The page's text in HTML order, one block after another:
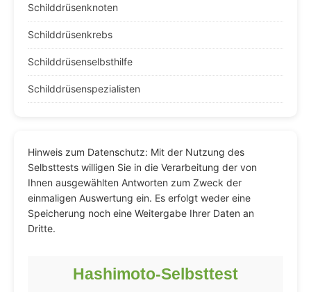
Schilddrüsenknoten
Schilddrüsenkrebs
Schilddrüsenselbsthilfe
Schilddrüsenspezialisten
Hinweis zum Datenschutz: Mit der Nutzung des
Selbsttests willigen Sie in die Verarbeitung der von
Ihnen ausgewählten Antworten zum Zweck der
einmaligen Auswertung ein. Es erfolgt weder eine
Speicherung noch eine Weitergabe Ihrer Daten an
Dritte.
Hashimoto-Selbsttest